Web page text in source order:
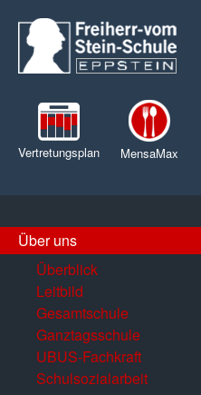
Vertretungsplan MensaMax
Über uns
Überblick
Leitbild
Gesamtschule
Ganztagsschule
UBUS-Fachkraft
Schulsozialarbeit